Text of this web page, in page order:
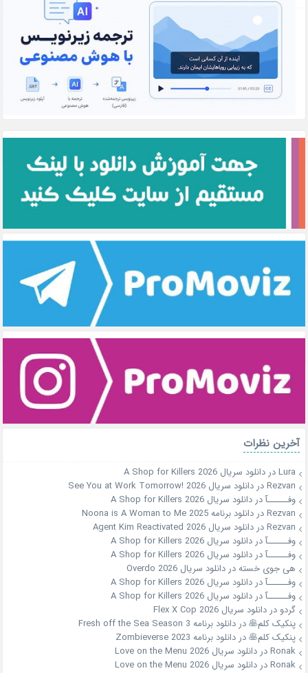
آخرین نظرات
Luraدردانلود سریال A Shop for Killers 2026
Rezvanدردانلود سریال See You at Work Tomorrow! 2026
وفــــــآدردانلود سریال A Shop for Killers 2026
Rezvanدردانلود برنامه Noona is A Woman to Me 2025
Rezvanدردانلود سریال Agent Kim Reactivated 2026
وفــــــآدردانلود سریال A Shop for Killers 2026
وفــــــآدردانلود سریال A Shop for Killers 2026
هی جوی خستهدردانلود سریال Overdo 2026
وفــــــآدردانلود سریال A Shop for Killers 2026
وفــــــآدردانلود سریال A Shop for Killers 2026
گردو دردانلود سریال Flex X Cop 2026
پنکیک کلم🥞دردانلود برنامه Fresh off the Sea Season 3
پنکیک کلم🥞دردانلود برنامه Zombieverse 2023
Ronakدردانلود سریال Love on the Menu 2026
Ronakدردانلود سریال Love on the Menu 2026